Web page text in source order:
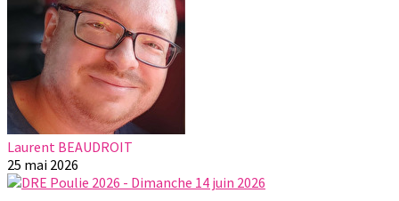
Laurent BEAUDROIT
25 mai 2026